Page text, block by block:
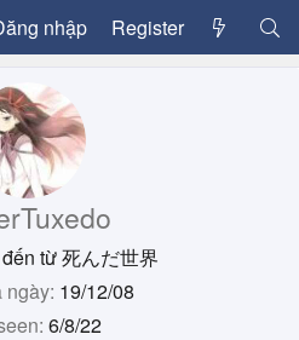
nhập Register
đến từ死んだ世界
ngày 19/12/08
6/8/22